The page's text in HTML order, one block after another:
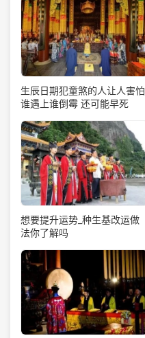
生辰日期犯童煞的人让人害怕
谁遇上谁倒霉 还可能早死
想要提升运势_种生基改运做
法你了解吗